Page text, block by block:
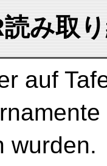
み取
auf
wurden.